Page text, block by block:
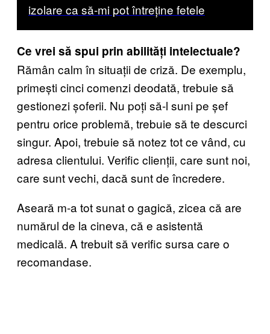
izolare ca să-mi pot întreține fetele
Ce vrei să spui prin abilități intelectuale?
Rămân calm în situații de criză. De exemplu,
primești cinci comenzi deodată, trebuie să
gestionezi șoferii. Nu poți să-l suni pe șef
pentru orice problemă, trebuie să te descurci
singur. Apoi, trebuie să notez tot ce vând, cu
adresa clientului. Verific clienții, care sunt noi,
care sunt vechi, dacă sunt de încredere.
Aseară m-a tot sunat o gagică, zicea că are
numărul de la cineva, că e asistentă
medicală. A trebuit să verific sursa care o
recomandase.